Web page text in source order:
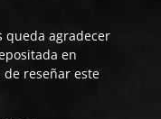
queda agradecer
en
reseñar este